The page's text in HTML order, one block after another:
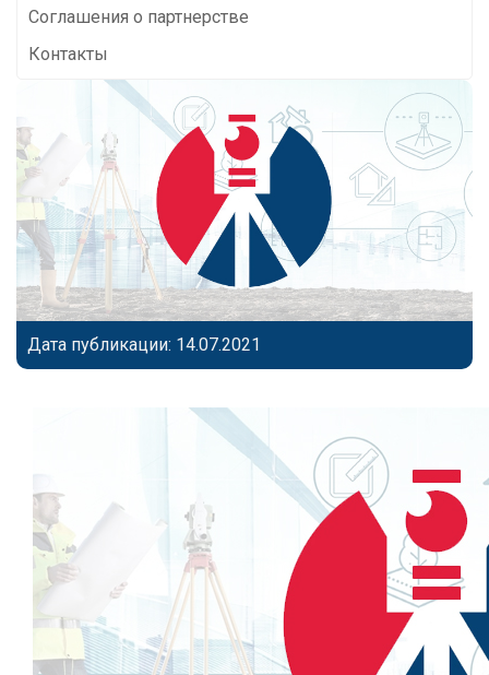
Соглашения о партнерстве
Контакты
Дата публикации: 14.07.2021